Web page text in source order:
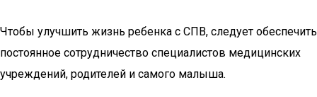
Чтобы улучшить жизнь ребенка с СПВ, следует обеспечить
постоянное сотрудничество специалистов медицинских
учреждений, родителей и самого малыша.